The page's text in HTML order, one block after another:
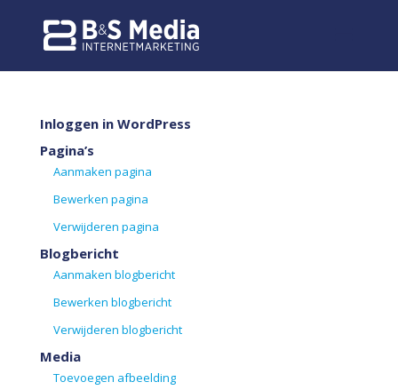
Inloggen in WordPress
Pagina’s
Aanmaken pagina
Bewerken pagina
Verwijderen pagina
Blogbericht
Aanmaken blogbericht
Bewerken blogbericht
Verwijderen blogbericht
Media
Toevoegen afbeelding